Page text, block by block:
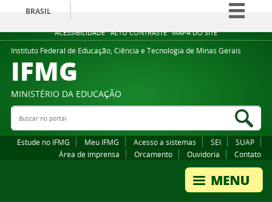
ACESSIBILIDADE ALTO CONTRASTE MAPA DO SITE
BRASIL
Simplifique!
Comunica BR
Legislação
Instituto Federal de Educação, Ciência e Tecnologia de Minas Gerais
IFMG
MINISTÉRIO DA EDUCAÇÃO
Buscar no portal
Estude no IFMG Meu IFMG Acesso a sistemas SEI
SUAP
Área de imprensa
Orcamento Ouvidoria Contato